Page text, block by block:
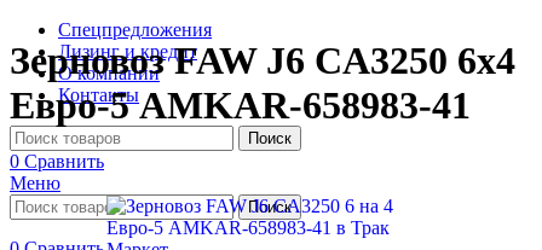
Спецпредложения
Лизинг и кредит
О компании
Контакты
Поиск
0 Сравнить
Меню
Поиск
Зерновоз FAW J6 CA3250 6х4
Евро-5 AMKAR-658983-41